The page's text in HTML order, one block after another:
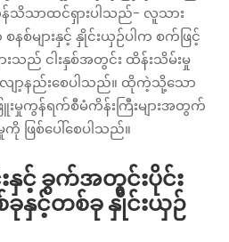
သာထင်ရှားပါသည်- လူသား
နစ်များနှင့် နှိုင်းယှဉ်ပါက စက်ဖြင့်
းသည် ငါးနှစ်အတွင်း ထိန်းသိမ်းမှု
လျော့နည်းစေပါသည်။ ထိုကဲ့သို့သော
းမှုကွန်ရက်စီမံကိန်းကြီးများအတွက်
ဖြစ်ပေါ်စေပါသည်။
နှင့် ခွက်အတွင်းပိုင်း
နှင့်တစ်ခု နှိုင်းယှဉ်